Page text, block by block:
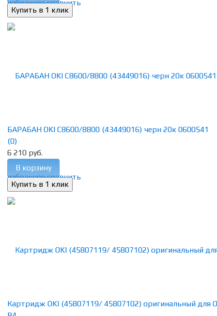
избранное сравнить
избранное сравнить
БАРАБАН OKI C8600/8800 (43449016) черн 20к 0600541
(0)
6 210 руб.
В корзину
Картридж OKI (45807119/ 45807102) оригинальный для